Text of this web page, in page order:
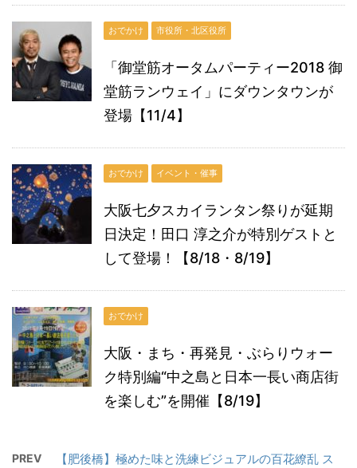
おでかけ 市役所・北区役所
「御堂筋オータムパーティー2018 御
堂筋ランウェイ」にダウンタウンが
登場【11/4】
おでかけ イベント・催事
大阪七夕スカイランタン祭りが延期
日決定！田口 淳之介が特別ゲストと
して登場！【8/18・8/19】
おでかけ
大阪・まち・再発見・ぶらりウォー
ク特別編“中之島と日本一長い商店街
を楽しむ”を開催【8/19】
PREV
【肥後橋】極めた味と洗練ビジュアルの百花繚乱 ス